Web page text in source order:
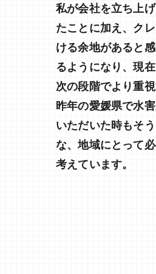
私が会社を立ち上
たことに加え、ク
ける余地があると
るようになり、現
次の段階でより重
昨年の愛媛県で水
いただいた時もそ
な、地域にとって
考えています。